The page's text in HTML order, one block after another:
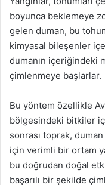
boyunca beklemeye
gelen duman, bu
kimyasal bileşenler
dumanın içeriğindeki
çimlenmeye başlarlar.
Bu yöntem özellikle
bölgesindeki bitkiler
sonrası toprak,
için verimli bir ortam
bu doğrudan doğal
başarılı bir şekilde